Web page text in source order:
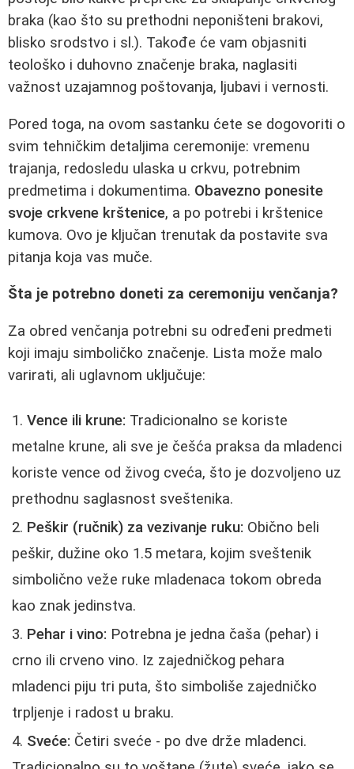
braka (kao što su prethodni neponišteni brakovi,
blisko srodstvo i sl.). Takođe će vam objasniti
teološko i duhovno značenje braka, naglasiti
važnost uzajamnog poštovanja, ljubavi i vernosti.
Pored toga, na ovom sastanku ćete se dogovoriti o
svim tehničkim detaljima ceremonije: vremenu
trajanja, redosledu ulaska u crkvu, potrebnim
predmetima i dokumentima. Obavezno ponesite
svoje crkvene krštenice, a po potrebi i krštenice
kumova. Ovo je ključan trenutak da postavite sva
pitanja koja vas muče.
Šta je potrebno doneti za ceremoniju venčanja?
Za obred venčanja potrebni su određeni predmeti
koji imaju simboličko značenje. Lista može malo
varirati, ali uglavnom uključuje:
Vence ili krune: Tradicionalno se koriste
metalne krune, ali sve je češća praksa da mladenci
koriste vence od živog cveća, što je dozvoljeno uz
prethodnu saglasnost sveštenika.
Peškir (ručnik) za vezivanje ruku: Obično beli
peškir, dužine oko 1.5 metara, kojim sveštenik
simbolično veže ruke mladenaca tokom obreda
kao znak jedinstva.
Pehar i vino: Potrebna je jedna čaša (pehar) i
crno ili crveno vino. Iz zajedničkog pehara
mladenci piju tri puta, što simboliše zajedničko
trpljenje i radost u braku.
Sveće: Četiri sveće - po dve drže mladenci.